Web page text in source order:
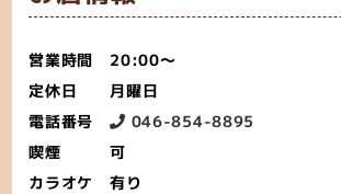
営業時間
20:00〜
定休日
月曜日
電話番号
046-854-8895
喫煙
可
カラオケ
有り